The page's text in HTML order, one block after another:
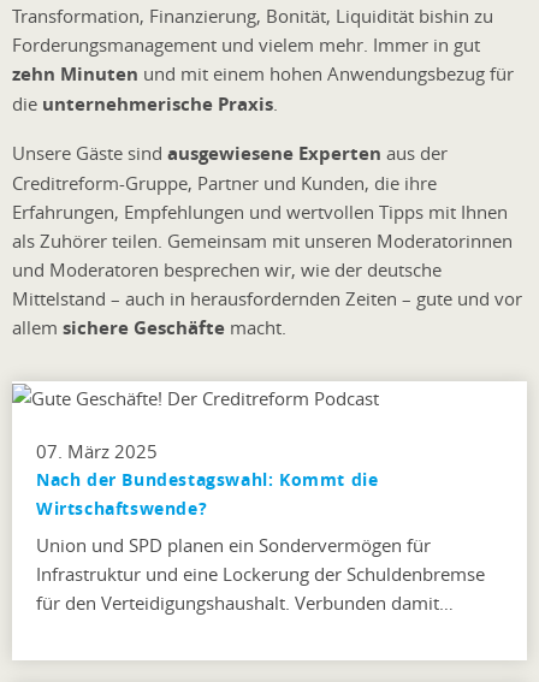
Transformation, Finanzierung, Bonität, Liquidität bishin zu
Forderungsmanagement und vielem mehr. Immer in gut
zehn Minuten und mit einem hohen Anwendungsbezug für
die unternehmerische Praxis
Unsere Gäste sind ausgewiesene Experten aus der
Creditreform-Gruppe, Partner und Kunden, die ihre
Erfahrungen, Empfehlungen und wertvollen Tipps mit Ihnen
als Zuhörer teilen. Gemeinsam mit unseren Moderatorinnen
und Moderatoren besprechen wir, wie der deutsche
Mittelstand – auch in herausfordernden Zeiten – gute und vor
allem sichere Geschäfte macht.
07. März 2025
Nach der Bundestagswahl: Kommt die
Wirtschaftswende?
Union und SPD planen ein Sondervermögen für
Infrastruktur und eine Lockerung der Schuldenbremse
für den Verteidigungshaushalt. Verbunden damit…